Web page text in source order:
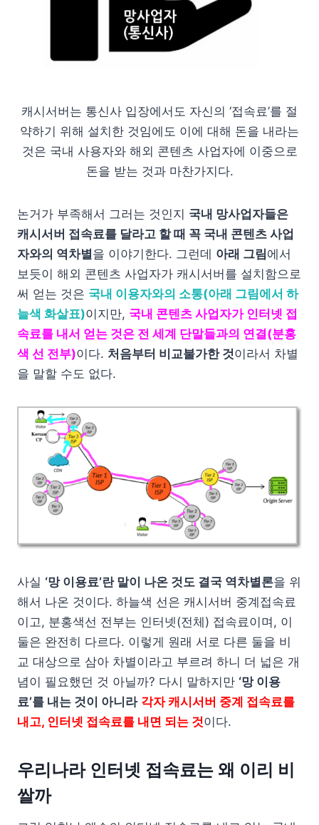
캐시서버는 통신사 입장에서도 자신의 ‘접속료’를 절
약하기 위해 설치한 것임에도 이에 대해 돈을 내라는
것은 국내 사용자와 해외 콘텐츠 사업자에 이중으로
돈을 받는 것과 마찬가지다.
논거가 부족해서 그러는 것인지 국내 망사업자들은
캐시서버 접속료를 달라고 할 때 꼭 국내 콘텐츠 사업
자와의 역차별을 이야기한다. 그런데 아래 그림에서
보듯이 해외 콘텐츠 사업자가 캐시서버를 설치함으로
써 얻는 것은 국내 이용자와의 소통(아래 그림에서 하
늘색 화살표)이지만, 국내 콘텐츠 사업자가 인터넷 접
속료를 내서 얻는 것은 전 세계 단말들과의 연결(분홍
색 선 전부)이다. 처음부터 비교불가한 것이라서 차별
을 말할 수도 없다.
사실 ‘망 이용료’란 말이 나온 것도 결국 역차별론을 위
해서 나온 것이다. 하늘색 선은 캐시서버 중계접속료
이고, 분홍색선 전부는 인터넷(전체) 접속료이며, 이
둘은 완전히 다르다. 이렇게 원래 서로 다른 둘을 비
교 대상으로 삼아 차별이라고 부르려 하니 더 넓은 개
념이 필요했던 것 아닐까? 다시 말하지만 ‘망 이용
료’를 내는 것이 아니라 각자 캐시서버 중계 접속료를
내고, 인터넷 접속료를 내면 되는 것이다.
우리나라 인터넷 접속료는 왜 이리 비
쌀까